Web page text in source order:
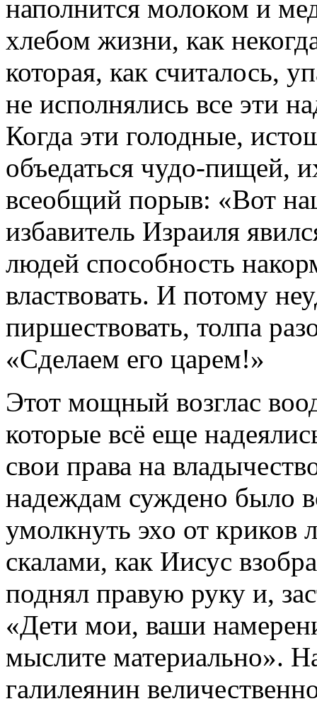
наполнится молоком и
хлебом жизни, как
которая, как считалось,
не исполнялись все эти
Когда эти голодные,
объедаться чудо-пищей,
всеобщий порыв: «Вот
избавитель Израиля
людей способность
властвовать. И потому
пиршествовать, толпа
«Сделаем его царем!»
Этот мощный возглас
которые всё еще
свои права на
надеждам суждено было
умолкнуть эхо от
скалами, как Иисус
поднял правую руку и,
«Дети мои, ваши
мыслите материально».
галилеянин